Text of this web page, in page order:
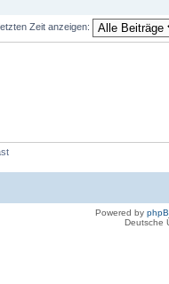
Zeit anzeigen:
Powered by
Deutsche